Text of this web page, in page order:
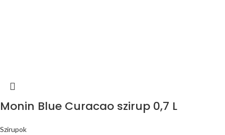
Monin Blue Curacao szirup 0,7 L
Szirupok